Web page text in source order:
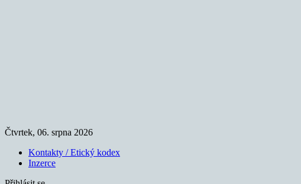
Čtvrtek, 06. srpna 2026
Kontakty / Etický kodex
Inzerce